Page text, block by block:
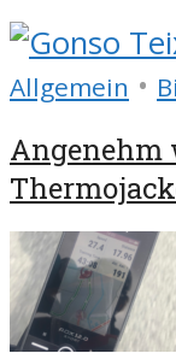
Allgemein •
Angenehm